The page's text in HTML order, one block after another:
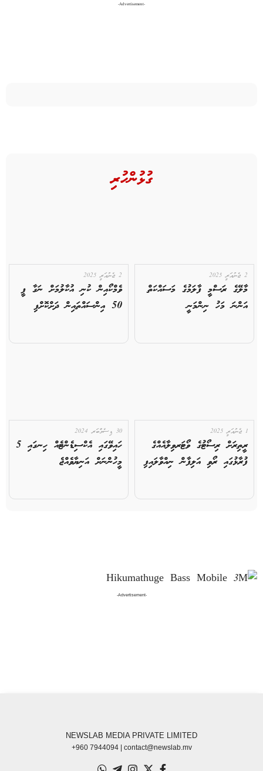
-Advertisement-
ގުޅުންހުރި
2 ޖެނުއަރީ 2025
މާލޭގެ ރަސްމީ ފާލަމުގެ މަސައްކަތް
އަންނަ މަހު ނިންމަނީ
2 ޖެނުއަރީ 2025
ވެމްކޯއިން ކުނި އުކާލުމަށް ނަގާ ފީ
50 އިންސައްތައިން ދަށްކޮށްފި
1 ޖެނުއަރީ 2025
ރީތިރަށް ރިސޯޓުގެ ވޯޓަރވިލާއެއްގެ
ފުރާޅުގައި ރޯވި އަލިފާން ނިއްވާލައިފި
30 ޑިސެމްބަރ 2024
ހައިވޭގައި އެކްސިޑެންޓެއް ހިނގައި 5
މީހުންނަށް އަނިޔާވެއްޖެ
-Advertisement-
NEWSLAB MEDIA PRIVATE LIMITED
+960 7944094 | contact@newslab.mv